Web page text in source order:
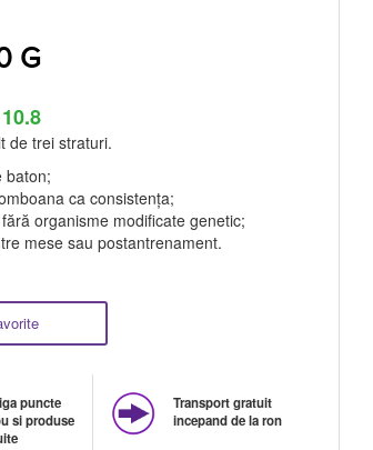
G
de trei straturi.
baton;
ca consistența;
organisme modificate genetic;
mese sau postantrenament.
puncte
si produse
Transport gratuit
incepand de la ron